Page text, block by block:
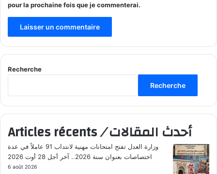
pour la prochaine fois que je commenterai.
Recherche
Recherche
Articles récents/أحدث المقالات
وزارة العدل تفتح امتحانات مهنية لانتداب 91 عاملاً في عدة
اختصاصات بعنوان سنة 2026.. آخر أجل 28 أوت 2026
6 août 2026